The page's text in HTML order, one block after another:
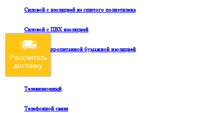
Силовой с изоляцией из сшитого полиэтилена
Силовой с ПВХ изоляцией
Силовой с пропитанной бумажной изоляцией
Судовой
Телевизионный
Телефонной связи
Рассчитать
доставку